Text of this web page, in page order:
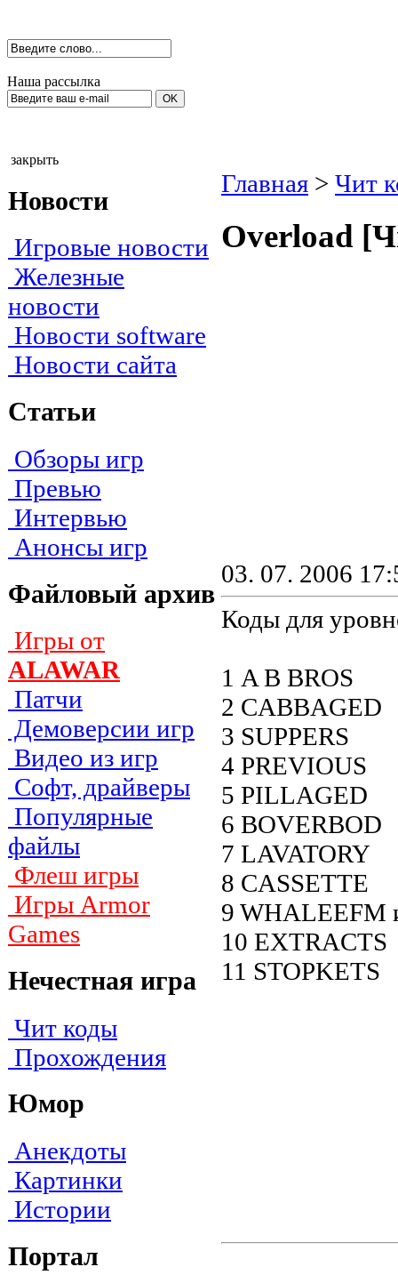
Наша рассылка
закрыть
Новости
Игровые новости
Железные
новости
Новости software
Новости сайта
Статьи
Обзоры игр
Превью
Интервью
Анонсы игр
Файловый архив
Игры от
ALAWAR
Патчи
Демоверсии игр
Видео из игр
Софт, драйверы
Популярные
файлы
Флеш игры
Игры Armor
Games
Нечестная игра
Чит коды
Прохождения
Юмор
Анекдоты
Картинки
Истории
Портал
Главная > Чит
Оverlоаd
03. 07. 2006
Коды для
1 A B BROS
2 CABBAGED
3 SUPPERS
4 PREVIOUS
5 PILLAGED
6 BOVERBOD
7 LAVATORY
8 CASSETTE
9 WHALEEFM
10 EXTRACTS
11 STOPKETS